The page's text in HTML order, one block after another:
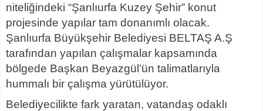
niteliğindeki “Şanlıurfa Kuzey Şehir” konut
projesinde yapılar tam donanımlı olacak.
Şanlıurfa Büyükşehir Belediyesi BELTAŞ A.Ş
tarafından yapılan çalışmalar kapsamında
bölgede Başkan Beyazgül’ün talimatlarıyla
hummalı bir çalışma yürütülüyor.
Belediyecilikte fark yaratan, vatandaş odaklı